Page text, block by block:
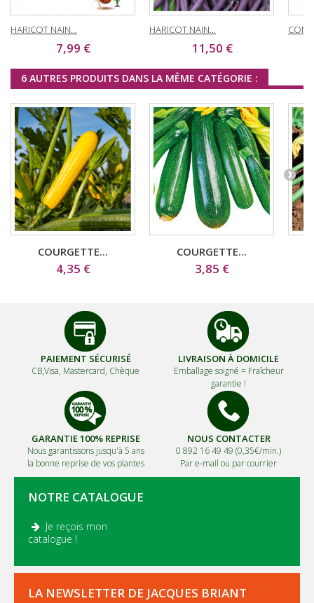
HARICOT NAIN...
7,99 €
HARICOT NAIN...
11,50 €
6 AUTRES PRODUITS DANS LA MÊME CATÉGORIE :
COURGETTE...
4,35 €
COURGETTE...
3,85 €
PAIEMENT SÉCURISÉ
CB,Visa, Mastercard, Chèque
LIVRAISON À DOMICILE
Emballage soigné = Fraîcheur
garantie !
GARANTIE 100% REPRISE
Nous garantissons jusqu'à 5 ans
la bonne reprise de vos plantes
NOUS CONTACTER
0 892 16 49 49 (0,35€/min.)
Par e-mail ou par courrier
NOTRE CATALOGUE
Je reçois mon
catalogue !
LA NEWSLETTER DE JACQUES BRIANT